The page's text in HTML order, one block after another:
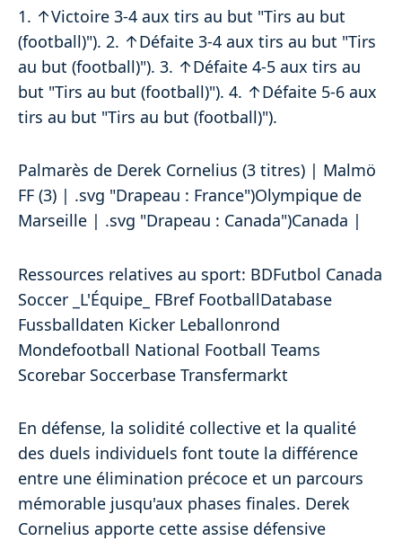
1. ↑Victoire 3-4 aux tirs au but "Tirs au but
(football)"). 2. ↑Défaite 3-4 aux tirs au but "Tirs
au but (football)"). 3. ↑Défaite 4-5 aux tirs au
but "Tirs au but (football)"). 4. ↑Défaite 5-6 aux
tirs au but "Tirs au but (football)").
Palmarès de Derek Cornelius (3 titres) | Malmö
FF (3) | .svg "Drapeau : France")Olympique de
Marseille | .svg "Drapeau : Canada")Canada |
Ressources relatives au sport: BDFutbol Canada
Soccer _L'Équipe_ FBref FootballDatabase
Fussballdaten Kicker Leballonrond
Mondefootball National Football Teams
Scorebar Soccerbase Transfermarkt
En défense, la solidité collective et la qualité
des duels individuels font toute la différence
entre une élimination précoce et un parcours
mémorable jusqu'aux phases finales. Derek
Cornelius apporte cette assise défensive